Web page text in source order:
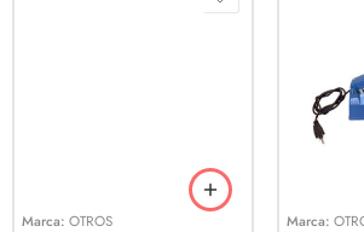
Marca: OTROS Marca: